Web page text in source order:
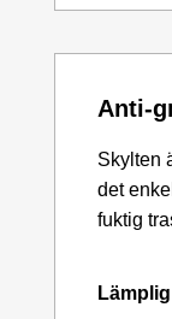
Anti-
Skylten
det
fuktig